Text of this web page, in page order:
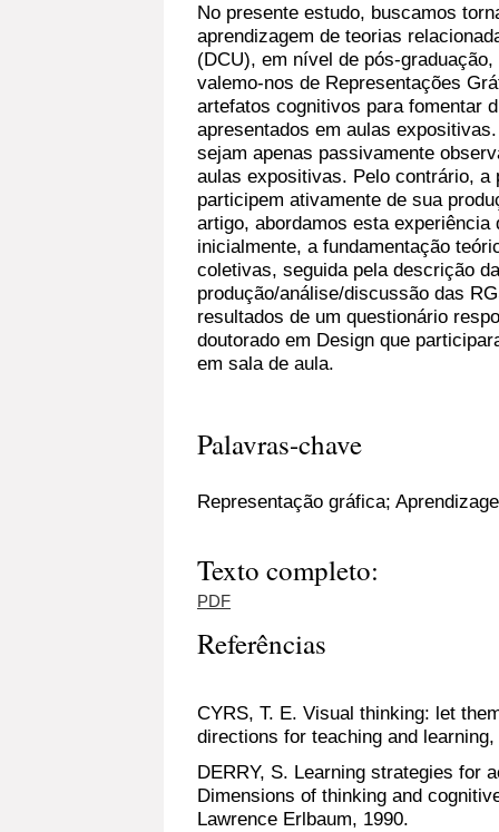
No presente estudo, buscamos
aprendizagem de teorias
(DCU), em nível de pós-
valemo-nos de Representações
artefatos cognitivos para fomentar
apresentados em aulas
sejam apenas passivamente
aulas expositivas. Pelo contrário,
participem ativamente de sua
artigo, abordamos esta
inicialmente, a fundamentação
coletivas, seguida pela descrição
produção/análise/discussão das
resultados de um questionário
doutorado em Design que
em sala de aula.
Palavras-chave
Representação gráfica;
Texto completo:
PDF
Referências
CYRS, T. E. Visual thinking: let
directions for teaching and
DERRY, S. Learning strategies for
Dimensions of thinking and
Lawrence Erlbaum, 1990.